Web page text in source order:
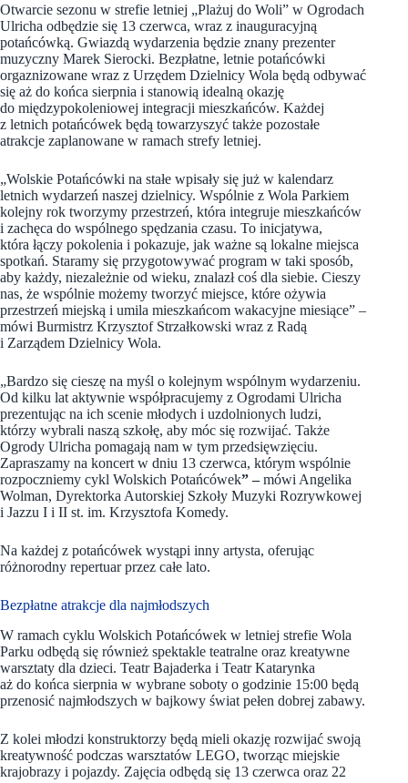
Otwarcie sezonu w strefie letniej „Plażuj do Woli” w Ogrodach
Ulricha odbędzie się 13 czerwca, wraz z inauguracyjną
potańcówką. Gwiazdą wydarzenia będzie znany prezenter
muzyczny Marek Sierocki. Bezpłatne, letnie potańcówki
orgaznizowane wraz z Urzędem Dzielnicy Wola będą odbywać
się aż do końca sierpnia i stanowią idealną okazję
do międzypokoleniowej integracji mieszkańców. Każdej
z letnich potańcówek będą towarzyszyć także pozostałe
atrakcje zaplanowane w ramach strefy letniej.
„Wolskie Potańcówki na stałe wpisały się już w kalendarz
letnich wydarzeń naszej dzielnicy. Wspólnie z Wola Parkiem
kolejny rok tworzymy przestrzeń, która integruje mieszkańców
i zachęca do wspólnego spędzania czasu. To inicjatywa,
która łączy pokolenia i pokazuje, jak ważne są lokalne miejsca
spotkań. Staramy się przygotowywać program w taki sposób,
aby każdy, niezależnie od wieku, znalazł coś dla siebie. Cieszy
nas, że wspólnie możemy tworzyć miejsce, które ożywia
przestrzeń miejską i umila mieszkańcom wakacyjne miesiące” –
mówi Burmistrz Krzysztof Strzałkowski wraz z Radą
i Zarządem Dzielnicy Wola.
„Bardzo się cieszę na myśl o kolejnym wspólnym wydarzeniu.
Od kilku lat aktywnie współpracujemy z Ogrodami Ulricha
prezentując na ich scenie młodych i uzdolnionych ludzi,
którzy wybrali naszą szkołę, aby móc się rozwijać. Także
Ogrody Ulricha pomagają nam w tym przedsięwzięciu.
Zapraszamy na koncert w dniu 13 czerwca, którym wspólnie
rozpoczniemy cykl Wolskich Potańcówek” –mówi Angelika
Wolman, Dyrektorka Autorskiej Szkoły Muzyki Rozrywkowej
i Jazzu I i II st. im. Krzysztofa Komedy.
Na każdej z potańcówek wystąpi inny artysta, oferując
różnorodny repertuar przez całe lato.
Bezpłatne atrakcje dla najmłodszych
W ramach cyklu Wolskich Potańcówek w letniej strefie Wola
Parku odbędą się również spektakle teatralne oraz kreatywne
warsztaty dla dzieci. Teatr Bajaderka i Teatr Katarynka
aż do końca sierpnia w wybrane soboty o godzinie 15:00 będą
przenosić najmłodszych w bajkowy świat pełen dobrej zabawy.
Z kolei młodzi konstruktorzy będą mieli okazję rozwijać swoją
kreatywność podczas warsztatów LEGO, tworząc miejskie
krajobrazy i pojazdy. Zajęcia odbędą się 13 czerwca oraz 22